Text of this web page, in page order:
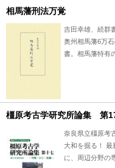
相馬藩刑法万覚
吉田幸雄、続群
奥州相馬藩6万
書。相馬藩特有
厳しい御定の
橿原考古学研究所論集 第
奈良県立橿原考
大和を掘る！ 最
に、周辺分野の